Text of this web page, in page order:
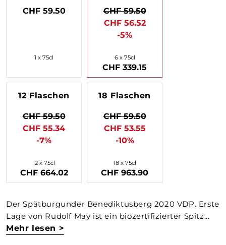
CHF 59.50
1 x 75cl
CHF 59.50
CHF 56.52
-5%
6 x 75cl
CHF 339.15
12 Flaschen
CHF 59.50
CHF 55.34
-7%
12 x 75cl
CHF 664.02
18 Flaschen
CHF 59.50
CHF 53.55
-10%
18 x 75cl
CHF 963.90
Der Spätburgunder Benediktusberg 2020 VDP. Erste
Lage von Rudolf May ist ein biozertifizierter Spitz...
Mehr lesen >